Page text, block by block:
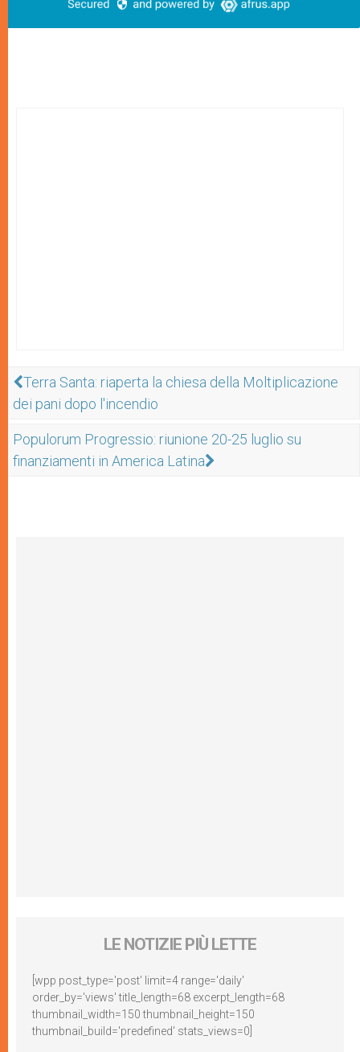
Terra Santa: riaperta la chiesa della Moltiplicazione
dei pani dopo l'incendio
Populorum Progressio: riunione 20-25 luglio su
finanziamenti in America Latina
LE NOTIZIE PIÙ LETTE
[wpp post_type='post' limit=4 range='daily'
order_by='views' title_length=68 excerpt_length=68
thumbnail_width=150 thumbnail_height=150
thumbnail_build='predefined' stats_views=0]